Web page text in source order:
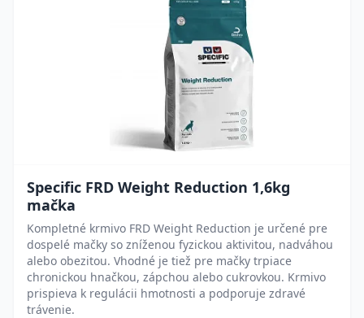
Specific FRD Weight Reduction 1,6kg
mačka
Kompletné krmivo FRD Weight Reduction je určené pre
dospelé mačky so zníženou fyzickou aktivitou, nadváhou
alebo obezitou. Vhodné je tiež pre mačky trpiace
chronickou hnačkou, zápchou alebo cukrovkou. Krmivo
prispieva k regulácii hmotnosti a podporuje zdravé
trávenie.